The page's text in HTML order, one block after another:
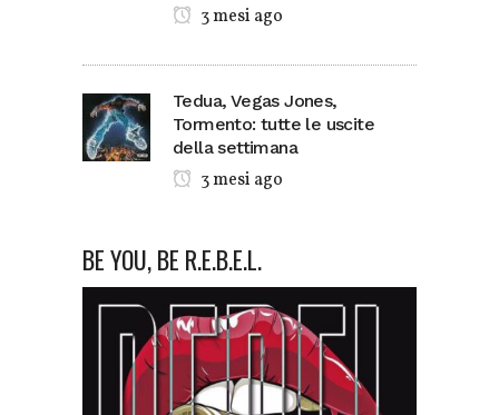
3 mesi ago
Tedua, Vegas Jones,
Tormento: tutte le uscite
della settimana
3 mesi ago
BE YOU, BE R.E.B.E.L.